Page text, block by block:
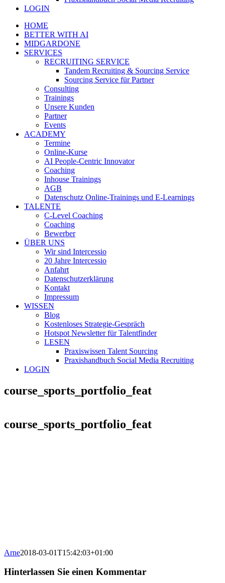
LOGIN
HOME
BETTER WITH AI
MIDGARDONE
SERVICES
RECRUITING SERVICE
Tandem Recruiting & Sourcing Service
Sourcing Service für Partner
Consulting
Trainings
Unsere Kunden
Partner
Events
ACADEMY
Termine
Online-Kurse
AI People-Centric Innovator
Coaching
Inhouse Trainings
AGB
Datenschutz Online-Trainings und E-Learnings
TALENTE
C-Level Coaching
Coaching
Bewerber
ÜBER UNS
Wir sind Intercessio
20 Jahre Intercessio
Anfahrt
Datenschutzerklärung
Kontakt
Impressum
WISSEN
Blog
Kostenloses Strategie-Gespräch
Hotspot Newsletter für Talentfinder
LESEN
Praxiswissen Talent Sourcing
Praxishandbuch Social Media Recruiting
LOGIN
course_sports_portfolio_feat
course_sports_portfolio_feat
Arne2018-03-01T15:42:03+01:00
Hinterlassen Sie einen Kommentar